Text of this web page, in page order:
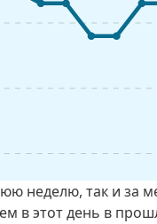
неделю, так и за
в этот день в